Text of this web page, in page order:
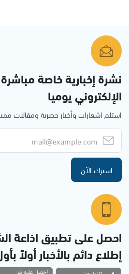
نشرة إخبارية خاصة
الإلكتروني يوميا
استلم اشعارات وأخبار حصرية ومقالات
اشترك الآن
احصل على تطبيق اذاعة
إطلاع دائم بالأخبار أولاً